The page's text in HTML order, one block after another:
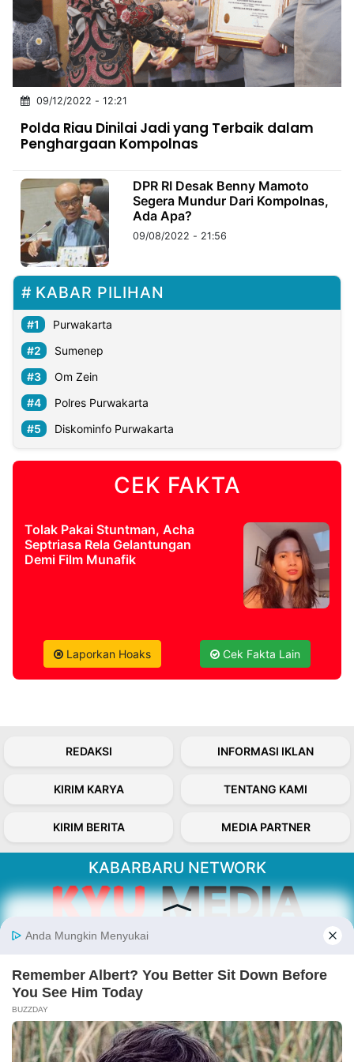
INDONESIA
Partner
NTB
Time
IDN
Jogja
Rakyat
News
Notice
Baru
Follow
Kabarbaru
Kabarbaru.co
2026
PT.
09/12/2022 - 12:21
Polda Riau Dinilai Jadi yang Terbaik dalam
Penghargaan Kompolnas
DPR RI Desak Benny Mamoto
Segera Mundur Dari Kompolnas,
Ada Apa?
09/08/2022 - 21:56
KABAR PILIHAN
Purwakarta
Sumenep
Om Zein
Polres Purwakarta
Diskominfo Purwakarta
CEK FAKTA
Tolak Pakai Stuntman, Acha
Septriasa Rela Gelantungan
Demi Film Munafik
Laporkan Hoaks Cek Fakta Lain
REDAKSI INFORMASI IKLAN
KIRIM KARYA TENTANG KAMI
KIRIM BERITA MEDIA PARTNER
KABARBARU NETWORK
Kabarbaru.co menyajikan berita aktual dan
inspiratif dari sudut pandang berbaik sangka
Follow Kabarbaru